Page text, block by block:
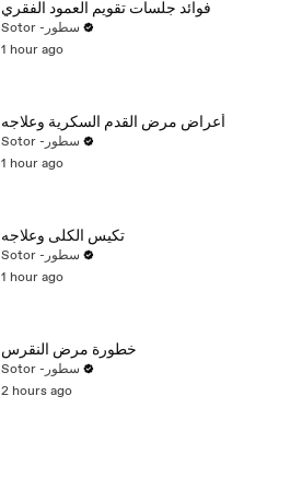
فوائد جلسات تقويم العمود الفقري
Sotor -سطور
1 hour ago
أعراض مرض القدم السكرية وعلاجه
Sotor -سطور
1 hour ago
تكيس الكلى وعلاجه
Sotor -سطور
1 hour ago
خطورة مرض النقرس
Sotor -سطور
2 hours ago